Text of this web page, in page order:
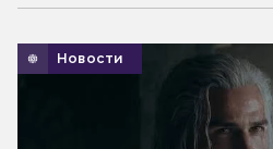
Новости